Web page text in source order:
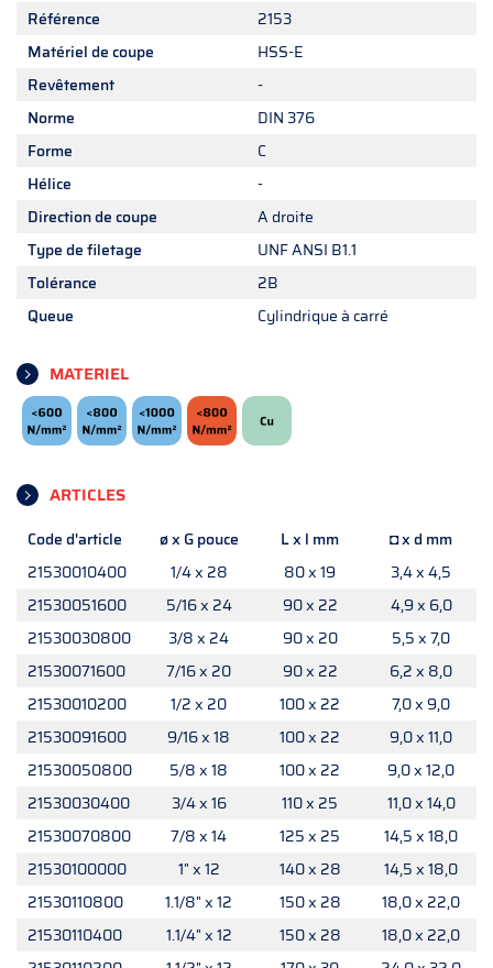
Référence
2153
Matériel de coupe
HSS-E
Revêtement
-
Norme
DIN 376
Forme
C
Hélice
-
Direction de coupe
A droite
Type de filetage
UNF ANSI B1.1
Tolérance
2B
Queue
Cylindrique à carré
MATERIEL
ARTICLES
Code d'article ø x G pouce L x l mm
◘ x d mm
21530010400
1/4 x 28 80 x 19
3,4 x 4,5
21530051600
5/16 x 24 90 x 22
4,9 x 6,0
21530030800
3/8 x 24 90 x 20
5,5 x 7,0
21530071600
7/16 x 20 90 x 22
6,2 x 8,0
21530010200
1/2 x 20 100 x 22
7,0 x 9,0
21530091600
9/16 x 18 100 x 22
9,0 x 11,0
21530050800
5/8 x 18 100 x 22
9,0 x 12,0
21530030400
3/4 x 16 110 x 25
11,0 x 14,0
21530070800
7/8 x 14 125 x 25
14,5 x 18,0
21530100000
1" x 12 140 x 28
14,5 x 18,0
21530110800
1.1/8" x 12 150 x 28
18,0 x 22,0
21530110400
1.1/4" x 12 150 x 28
18,0 x 22,0